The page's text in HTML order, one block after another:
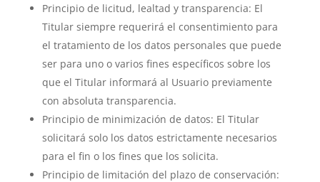
Principio de licitud, lealtad y transparencia: El
Titular siempre requerirá el consentimiento para
el tratamiento de los datos personales que puede
ser para uno o varios fines específicos sobre los
que el Titular informará al Usuario previamente
con absoluta transparencia.
Principio de minimización de datos: El Titular
solicitará solo los datos estrictamente necesarios
para el fin o los fines que los solicita.
Principio de limitación del plazo de conservación: